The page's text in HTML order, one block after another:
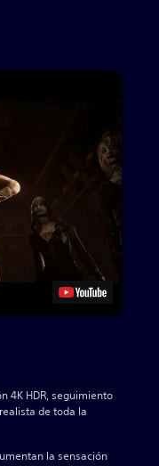
4K HDR, seguimiento
de toda la
la sensación